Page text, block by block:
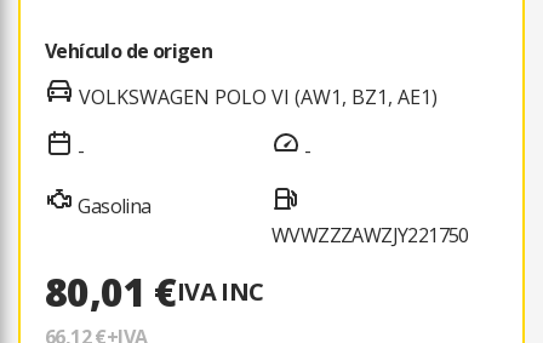
Vehículo de origen
VOLKSWAGEN POLO VI (AW1, BZ1, AE1)
-
Gasolina
-
WVWZZZAWZJY221750
80,01 €IVA INC
66,12 €+IVA